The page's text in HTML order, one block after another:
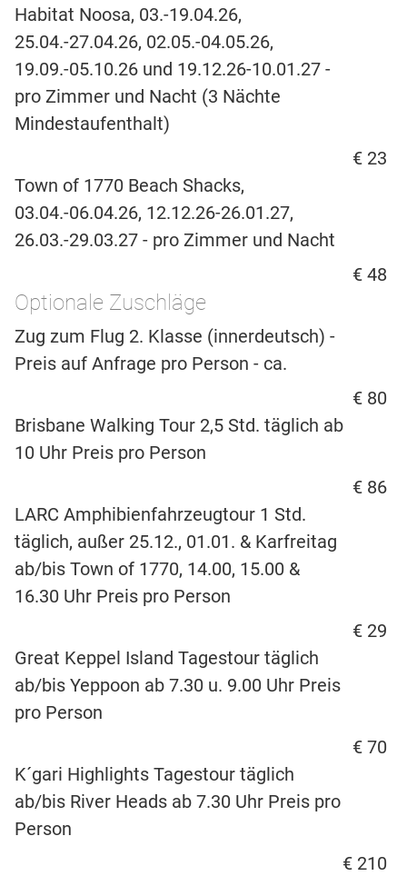
Habitat Noosa, 03.-19.04.26,
25.04.-27.04.26, 02.05.-04.05.26,
19.09.-05.10.26 und 19.12.26-10.01.27 -
pro Zimmer und Nacht (3 Nächte
Mindestaufenthalt)
€ 23
Town of 1770 Beach Shacks,
03.04.-06.04.26, 12.12.26-26.01.27,
26.03.-29.03.27 - pro Zimmer und Nacht
€ 48
Optionale Zuschläge
Zug zum Flug 2. Klasse (innerdeutsch) -
Preis auf Anfrage pro Person - ca.
€ 80
Brisbane Walking Tour 2,5 Std. täglich ab
10 Uhr Preis pro Person
€ 86
LARC Amphibienfahrzeugtour 1 Std.
täglich, außer 25.12., 01.01. & Karfreitag
ab/bis Town of 1770, 14.00, 15.00 &
16.30 Uhr Preis pro Person
€ 29
Great Keppel Island Tagestour täglich
ab/bis Yeppoon ab 7.30 u. 9.00 Uhr Preis
pro Person
€ 70
K´gari Highlights Tagestour täglich
ab/bis River Heads ab 7.30 Uhr Preis pro
Person
€ 210